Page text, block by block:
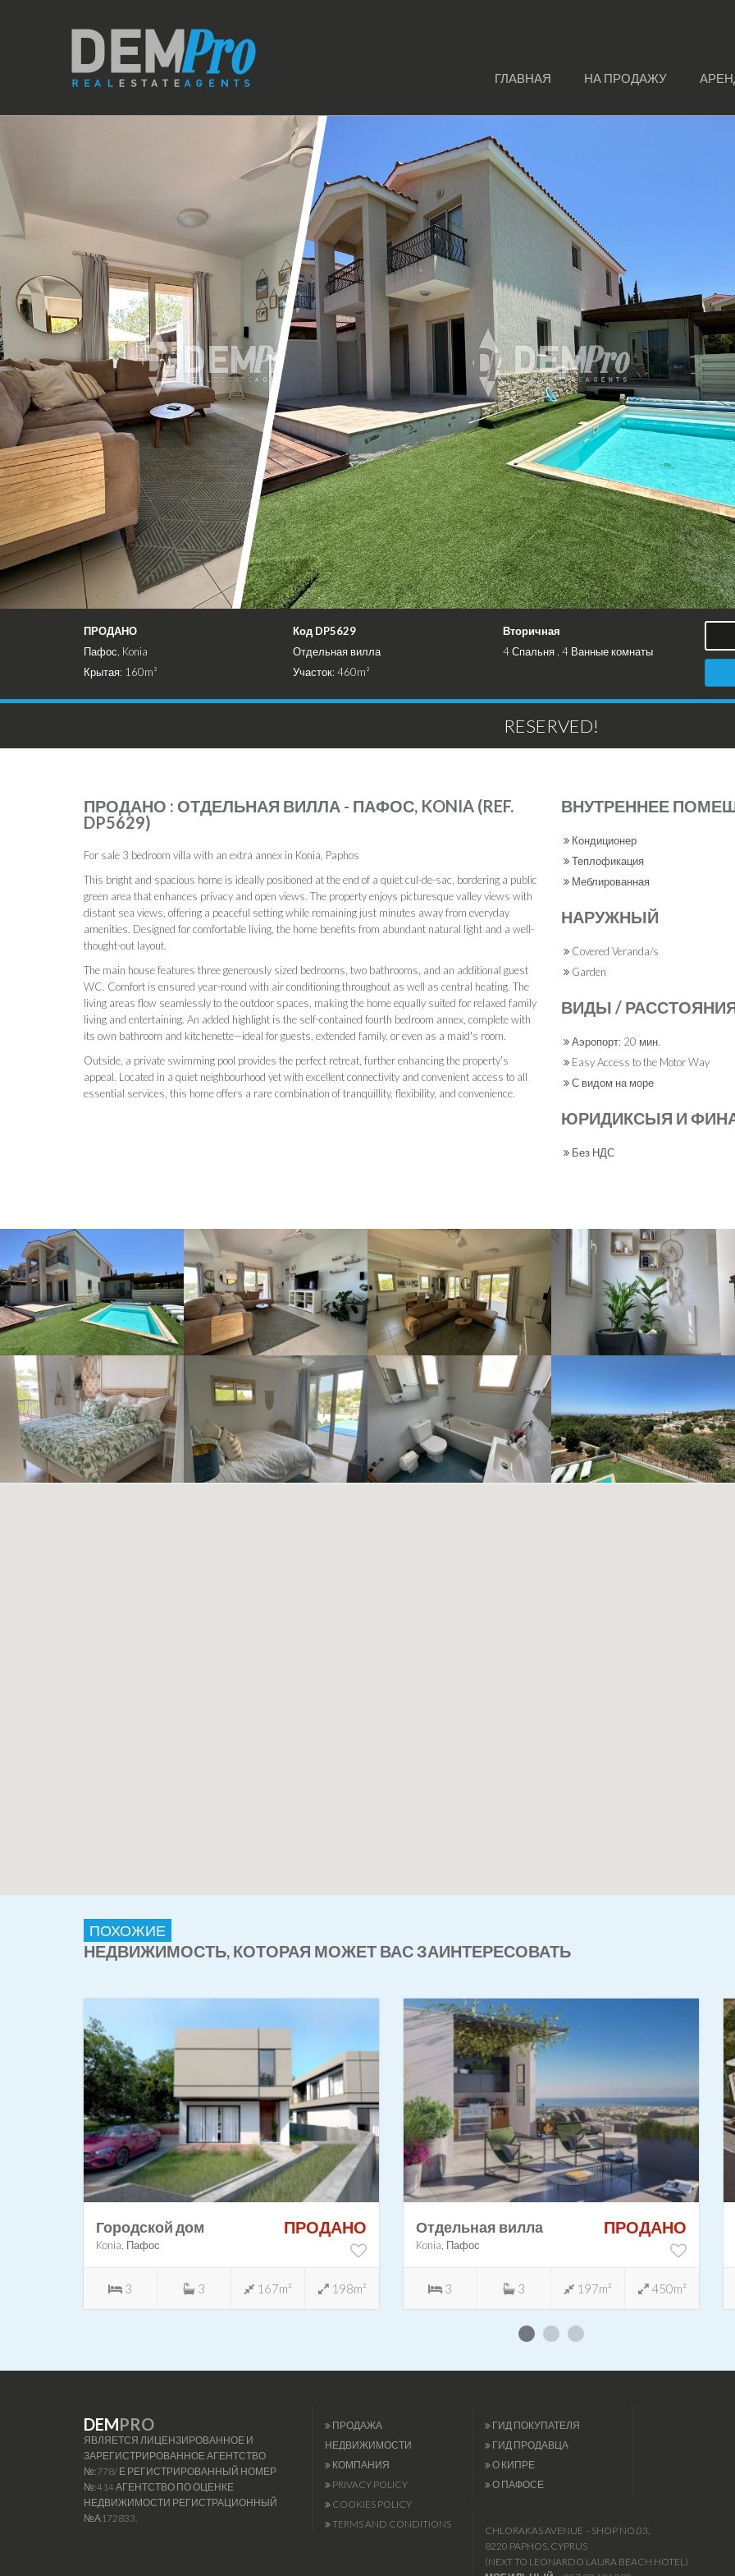
ГЛАВНАЯ НА ПРОДАЖУ
ПРОДАНО Код DP5629
Вторичная
Пафос, Konia
Отдельная вилла
4 Спальня , 4 Ванные комнаты
Крытая: 160m²
Участок: 460m²
RESERVED!
ПРОДАНО : ОТДЕЛЬНАЯ ВИЛЛА - ПАФОС, KONIA (REF.
DP5629)
For sale 3 bedroom villa with an extra annex in Konia, Paphos
This bright and spacious home is ideally positioned at the end of a quiet cul-de-sac, bordering a public
green area that enhances privacy and open views. The property enjoys picturesque valley views with
distant sea views, offering a peaceful setting while remaining just minutes away from everyday
amenities. Designed for comfortable living, the home benefits from abundant natural light and a well-
thought-out layout.
The main house features three generously sized bedrooms, two bathrooms, and an additional guest
WC. Comfort is ensured year-round with air conditioning throughout as well as central heating. The
living areas flow seamlessly to the outdoor spaces, making the home equally suited for relaxed family
living and entertaining. An added highlight is the self-contained fourth bedroom annex, complete with
its own bathroom and kitchenette—ideal for guests, extended family, or even as a maid's room.
Outside, a private swimming pool provides the perfect retreat, further enhancing the property’s
appeal. Located in a quiet neighbourhood yet with excellent connectivity and convenient access to all
essential services, this home offers a rare combination of tranquillity, flexibility, and convenience.
ВНУТРЕННЕЕ
Кондиционер
Теплофикация
Меблированная
НАРУЖНЫЙ
Covered Veranda/s
Garden
ВИДЫ /
Аэропорт: 20 мин.
Easy Access to the Motor Way
С видом на море
ЮРИДИКСЫЯ И
Без НДС
ПОХОЖИЕ
НЕДВИЖИМОСТЬ, КОТОРАЯ МОЖЕТ ВАС ЗАИНТЕРЕСОВАТЬ
Городской дом
Konia, Пафос
ПРОДАНО
3 3 167m² 198m²
Отдельная вилла
Konia, Пафос
ПРОДАНО
3 3 197m² 450m²
DEMPRO
ЯВЛЯЕТСЯ ЛИЦЕНЗИРОВАННОЕ И
ЗАРЕГИСТРИРОВАННОЕ АГЕНТСТВО
№:778/ Е РЕГИСТРИРОВАННЫЙ НОМЕР
№:414 АГЕНТСТВО ПО ОЦЕНКЕ
НЕДВИЖИМОСТИ РЕГИСТРАЦИОННЫЙ
№А172833.
ПРОДАЖА
НЕДВИЖИМОСТИ
КОМПАНИЯ
PRIVACY POLICY
COOKIES POLICY
TERMS AND CONDITIONS
ГИД ПОКУПАТЕЛЯ
ГИД ПРОДАВЦА
О КИПРЕ
О ПАФОСЕ
CHLORAKAS AVENUE – SHOP NO.03,
8220 PAPHOS, CYPRUS
(NEXT TO LEONARDO LAURA BEACH HOTEL)